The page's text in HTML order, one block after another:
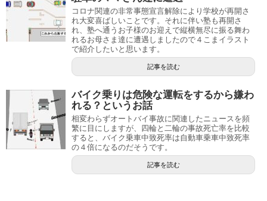
コロナ関連の非常事態宣言解除により学校が再開さ
れ大変喜ばしいことです。それに伴い塾も再開さ
れ、塾へ通うお子様のお迎えで縦横無尽に振る舞わ
れるお母さま達に遭遇しましたので４こまイラスト
で紹介したいと思います。
記事を読む
バイク乗りは危険な運転をするから嫌わ
れる？というお話
相変わらずオートバイ事故に関連したニュースを頻
繁に目にしますが、四輪と二輪の事故死亡率を比較
すると、バイク乗車中致死率は自動車乗車中致死率
の４倍になるのだそうです。
記事を読む